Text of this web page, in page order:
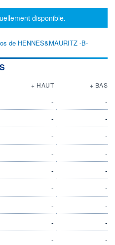
disponible.
de HENNES&MAURITZ -B-
+ HAUT + BAS
-
-
-
-
-
-
-
-
-
-
-
-
-
-
-
-
-
-